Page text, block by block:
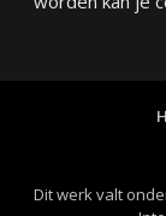
Dit werk valt